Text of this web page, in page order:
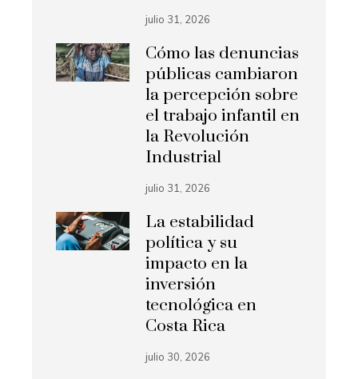
julio 31, 2026
Cómo las denuncias
públicas cambiaron
la percepción sobre
el trabajo infantil en
la Revolución
Industrial
julio 31, 2026
La estabilidad
política y su
impacto en la
inversión
tecnológica en
Costa Rica
julio 30, 2026